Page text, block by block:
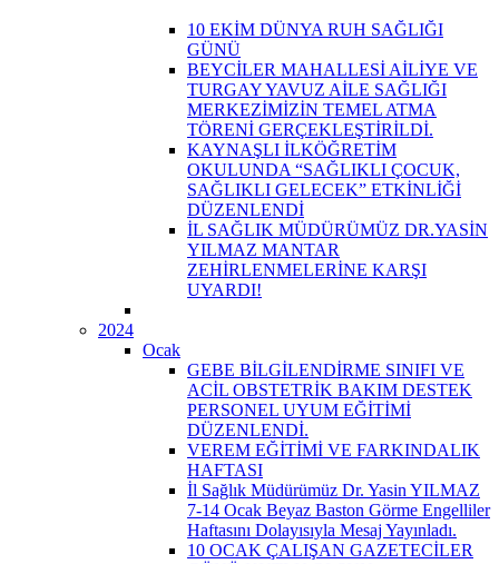
10 EKİM DÜNYA RUH SAĞLIĞI
GÜNÜ
BEYCİLER MAHALLESİ AİLİYE VE
TURGAY YAVUZ AİLE SAĞLIĞI
MERKEZİMİZİN TEMEL ATMA
TÖRENİ GERÇEKLEŞTİRİLDİ.
KAYNAŞLI İLKÖĞRETİM
OKULUNDA “SAĞLIKLI ÇOCUK,
SAĞLIKLI GELECEK” ETKİNLİĞİ
DÜZENLENDİ
İL SAĞLIK MÜDÜRÜMÜZ DR.YASİN
YILMAZ MANTAR
ZEHİRLENMELERİNE KARŞI
UYARDI!
2024
Ocak
GEBE BİLGİLENDİRME SINIFI VE
ACİL OBSTETRİK BAKIM DESTEK
PERSONEL UYUM EĞİTİMİ
DÜZENLENDİ.
VEREM EĞİTİMİ VE FARKINDALIK
HAFTASI
İl Sağlık Müdürümüz Dr. Yasin YILMAZ
7-14 Ocak Beyaz Baston Görme Engelliler
Haftasını Dolayısıyla Mesaj Yayınladı.
10 OCAK ÇALIŞAN GAZETECİLER